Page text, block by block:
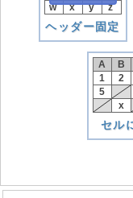
w
x y z
ヘッダー固定
A B
1
2
5
x
セル